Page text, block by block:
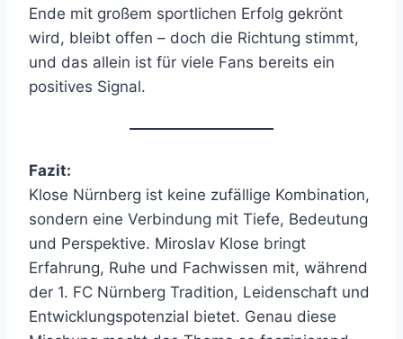
Ende mit großem sportlichen Erfolg gekrönt
wird, bleibt offen – doch die Richtung stimmt,
und das allein ist für viele Fans bereits ein
positives Signal.
Fazit:
Klose Nürnberg ist keine zufällige Kombination,
sondern eine Verbindung mit Tiefe, Bedeutung
und Perspektive. Miroslav Klose bringt
Erfahrung, Ruhe und Fachwissen mit, während
der 1. FC Nürnberg Tradition, Leidenschaft und
Entwicklungspotenzial bietet. Genau diese